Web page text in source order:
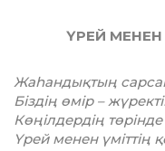
ҮРЕЙ
Жаһандықтың
Біздің өмір –
Көңілдердің
Үрей менен үміттің